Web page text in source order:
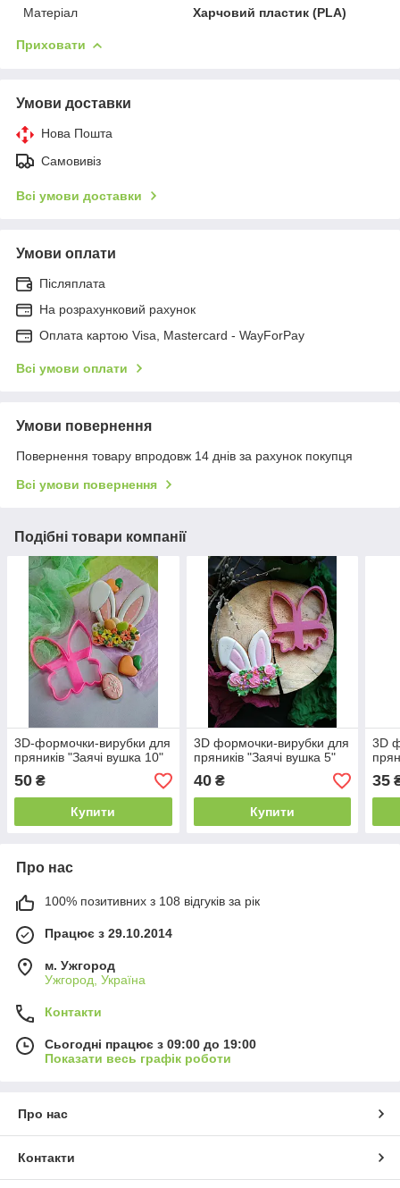
Матеріал
Харчовий пластик (PLA)
Приховати
Умови доставки
Нова Пошта
Самовивіз
Всі умови доставки
Умови оплати
Післяплата
На розрахунковий рахунок
Оплата картою Visa, Mastercard - WayForPay
Всі умови оплати
Умови повернення
Повернення товару впродовж 14 днів за рахунок покупця
Всі умови повернення
Подібні товари компанії
3D-формочки-вирубки для
пряників "Заячі вушка 10"
50 ₴
Купити
3D формочки-вирубки для
пряників "Заячі вушка 5"
40₴
Купити
3D
35
Про нас
100% позитивних з 108 відгуків за рік
Працює з 29.10.2014
м. Ужгород
Ужгород, Україна
Контакти
Сьогодні працює з 09:00 до 19:00
Показати весь графік роботи
Про нас
Контакти